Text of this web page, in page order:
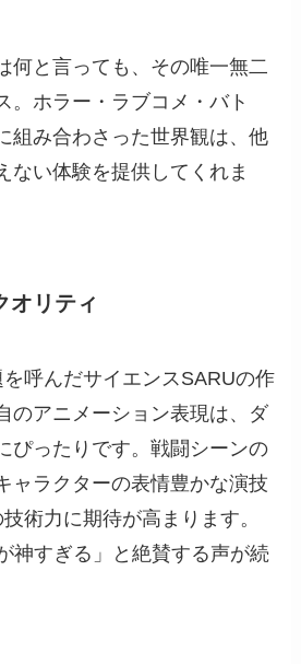
何と言っても、その唯一無二
。ホラー・ラブコメ・バト
組み合わさった世界観は、他
ない体験を提供してくれま
リティ
呼んだサイエンスSARUの作
のアニメーション表現は、ダ
ぴったりです。戦闘シーンの
ャラクターの表情豊かな演技
術力に期待が高まります。
神すぎる」と絶賛する声が続